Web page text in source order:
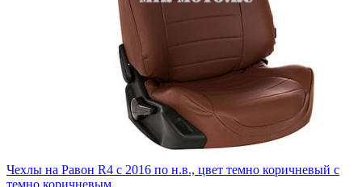
Чехлы на Равон R4 с 2016 по н.в., цвет темно коричневый с
темно коричневым